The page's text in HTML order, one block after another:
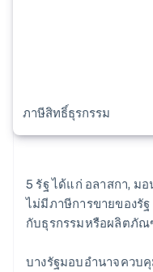
ภาษีสิทธิ์ธุรกรรม
5 รัฐ ได้แก่ อลาสกา, ม
ไม่มีภาษีการขายของรั
กับธุรกรรมหรือผลิตภัณ
บางรัฐมอบอํานาจควบ